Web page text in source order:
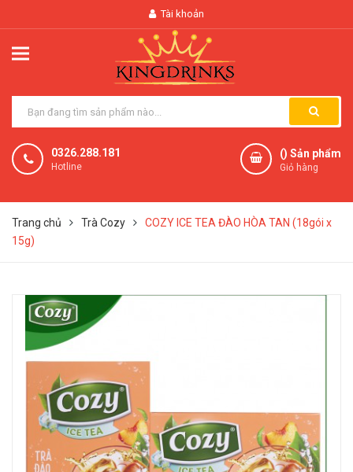
Tài khoản
0326.288.181
Hotline
() Sản phẩm
Giỏ hàng
Trang chủ Trà Cozy
COZY ICE TEA ĐÀO HÒA TAN (18gói x
15g)